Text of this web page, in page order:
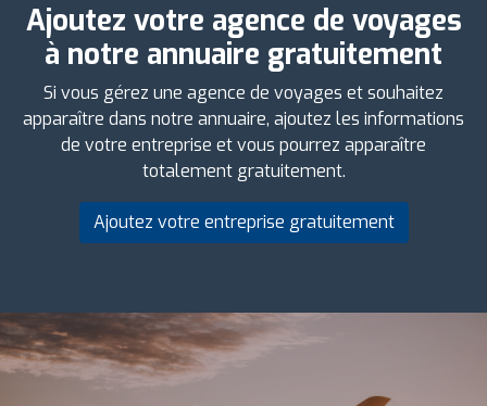
Ajoutez votre agence de voyages
à notre annuaire gratuitement
Si vous gérez une agence de voyages et souhaitez
apparaître dans notre annuaire, ajoutez les informations
de votre entreprise et vous pourrez apparaître
totalement gratuitement.
Ajoutez votre entreprise gratuitement